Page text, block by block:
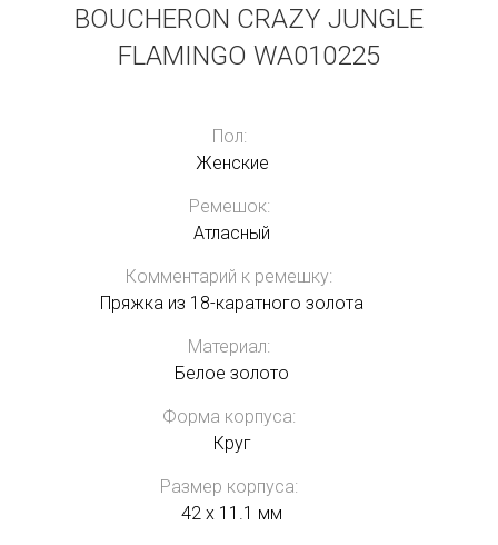
BOUCHERON CRAZY JUNGLE
FLAMINGO WA010225
Пол:
Женские
Ремешок:
Атласный
Комментарий к ремешку:
Пряжка из 18-каратного золота
Материал:
Белое золото
Форма корпуса:
Круг
Размер корпуса:
42 x 11.1 мм